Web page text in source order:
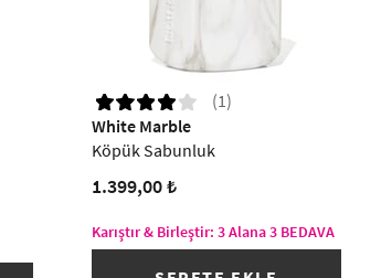
(1)
White Marble
Köpük Sabunluk
1.399,00 ₺
Karıştır & Birleştir: 3 Alana 3 BEDAVA